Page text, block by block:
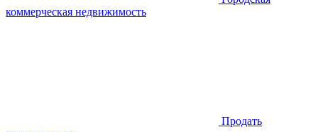
коммерческая недвижимость
Продать